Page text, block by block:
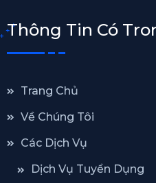
Thông Tin Có
Trang Chủ
Về Chúng Tôi
Các Dịch Vụ
Dịch Vụ Tuyển Dụng